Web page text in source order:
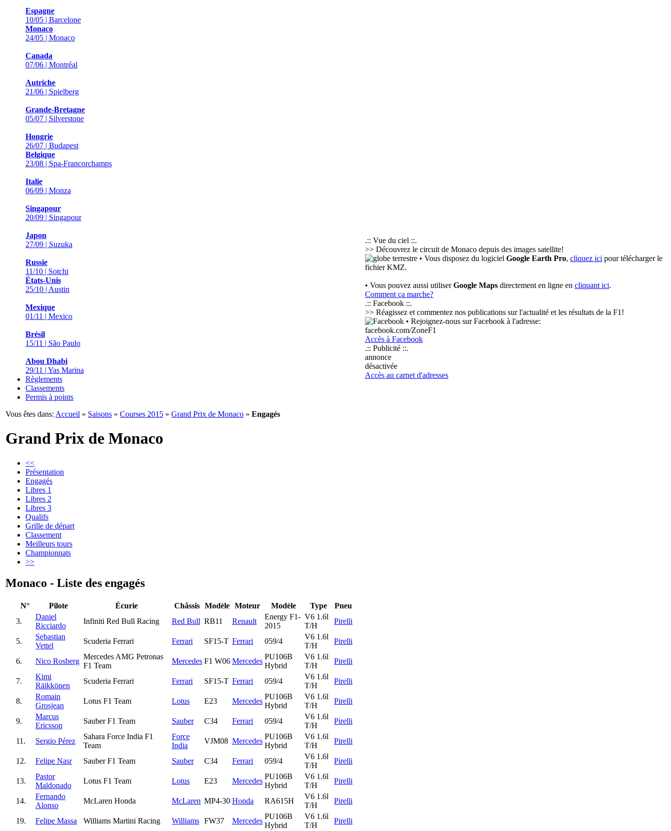
Espagne
10/05 | Barcelone
Monaco
24/05 | Monaco
Canada
07/06 | Montréal
Autriche
21/06 | Spielberg
Grande-Bretagne
05/07 | Silverstone
Hongrie
26/07 | Budapest
Belgique
23/08 | Spa-Francorchamps
Italie
06/09 | Monza
Singapour
20/09 | Singapour
Japon
27/09 | Suzuka
Russie
11/10 | Sotchi
États-Unis
25/10 | Austin
Mexique
01/11 | Mexico
Brésil
15/11 | São Paulo
Abou Dhabi
29/11 | Yas Marina
Règlements
Classements
Permis à points
Vous êtes dans: Accueil » Saisons » Courses 2015 » Grand Prix de Monaco » Engagés
Grand Prix de Monaco
<<
Présentation
Engagés
Libres 1
Libres 2
Libres 3
Qualifs
Grille de départ
Classement
Meilleurs tours
Championnats
>>
Monaco - Liste des engagés
N° Pilote Écurie Châssis Modèle Moteur Modèle Type
Pneu
3.
Daniel
Ricciardo
Infiniti Red Bull Racing Red Bull RB11 Renault
Energy F1-
2015
V6 1.6l
T/H
Pirelli
5.
Sebastian
Vettel
Scuderia Ferrari Ferrari SF15-T Ferrari 059/4
V6 1.6l
T/H
Pirelli
6. Nico Rosberg
Mercedes AMG Petronas
F1 Team
Mercedes F1 W06 Mercedes
PU106B
Hybrid
V6 1.6l
T/H
Pirelli
7.
Kimi
Räikkönen
Scuderia Ferrari Ferrari SF15-T Ferrari 059/4
V6 1.6l
T/H
Pirelli
8.
Romain
Grosjean
Lotus F1 Team Lotus E23 Mercedes
PU106B
Hybrid
V6 1.6l
T/H
Pirelli
9.
Marcus
Ericsson
Sauber F1 Team Sauber C34 Ferrari 059/4
V6 1.6l
T/H
Pirelli
11. Sergio Pérez
Sahara Force India F1
Team
Force
India
VJM08 Mercedes
PU106B
Hybrid
V6 1.6l
T/H
Pirelli
12. Felipe Nasr Sauber F1 Team Sauber C34 Ferrari 059/4
V6 1.6l
T/H
Pirelli
13.
Pastor
Maldonado
Lotus F1 Team Lotus E23 Mercedes
PU106B
Hybrid
V6 1.6l
T/H
Pirelli
14.
Fernando
Alonso
McLaren Honda McLaren MP4-30 Honda RA615H
V6 1.6l
T/H
Pirelli
19. Felipe Massa Williams Martini Racing Williams FW37 Mercedes
PU106B
Hybrid
V6 1.6l
T/H
Pirelli
.:: Vue du ciel ::.
>> Découvrez le circuit de Monaco depuis des images satellite!
• Vous disposez du logiciel Google Earth Pro, cliquez ici pour télécharger le
fichier KMZ.
• Vous pouvez aussi utiliserGoogle Maps directement en ligne en cliquant ici.
Comment ça marche?
.:: Facebook ::.
>> Réagissez et commentez nos publications sur l'actualité et les résultats de la F1!
• Rejoignez-nous sur Facebook à l'adresse:
facebook.com/ZoneF1
Accès à Facebook
.:: Publicité ::.
annonce
désactivée
Accès au carnet d'adresses